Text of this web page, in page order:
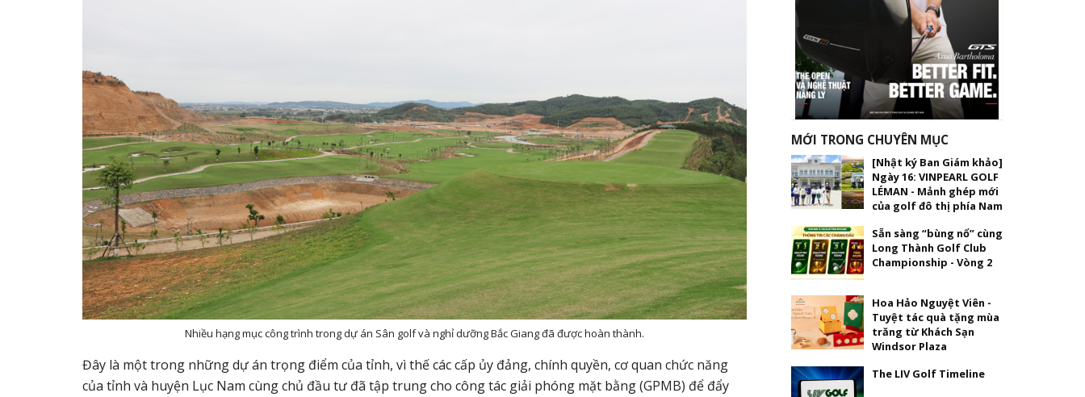
Nhiều hạng mục công trình trong dự án Sân golf và nghỉ dưỡng Bắc Giang đã được hoàn thành.
Đây là một trong những dự án trọng điểm của tỉnh, vì thế các cấp ủy đảng, chính quyền, cơ quan chức năng
của tỉnh và huyện Lục Nam cùng chủ đầu tư đã tập trung cho công tác giải phóng mặt bằng (GPMB) để đẩy
MỚI TRONG CHUYÊN MỤC
[Nhật ký Ban Giám khảo]
Ngày 16: VINPEARL GOLF
LÉMAN - Mảnh ghép mới
của golf đô thị phía Nam
Sẵn sàng “bùng nổ” cùng
Long Thành Golf Club
Championship - Vòng 2
Hoa Hảo Nguyệt Viên -
Tuyệt tác quà tặng mùa
trăng từ Khách Sạn
Windsor Plaza
The LIV Golf Timeline